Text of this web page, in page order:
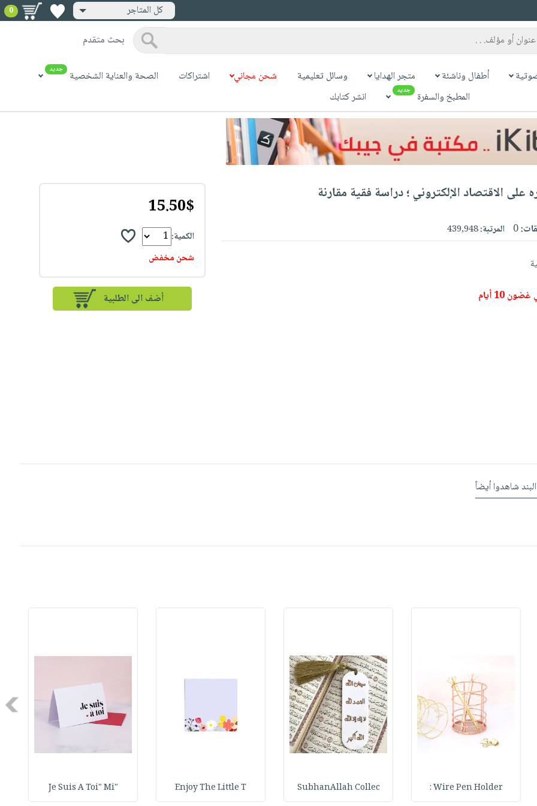
كل المتاجر 0
بحث متقدم
أطفال وناشئة متجر الهدايا وسائل تعليمية شحن مجاني اشتراكات الصحة والعناية الشخصية جديد
المطبخ والسفرة جديد انشر كتابك
على الاقتصاد الإلكتروني ؛ دراسة فقية مقارنة
0 المرتبة:439,948
10 أيام
15.50$
الكمية:
شحن مخفض
أضف الى الطلبية
شاهدوا أيضاً
Wire Pen Holder :
SubhanAllah Collec
Enjoy The Little T
"Je Suis A Toi" Mi